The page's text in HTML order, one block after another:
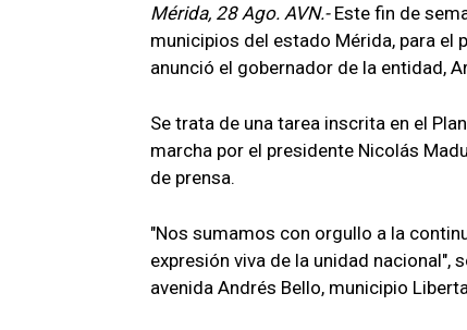
Mérida, 28 Ago. AVN.-Este fin de
municipios del estado Mérida, para el
anunció el gobernador de la entidad,
Se trata de una tarea inscrita en el
marcha por el presidente Nicolás
de prensa.
"Nos sumamos con orgullo a la
expresión viva de la unidad nacional",
avenida Andrés Bello, municipio